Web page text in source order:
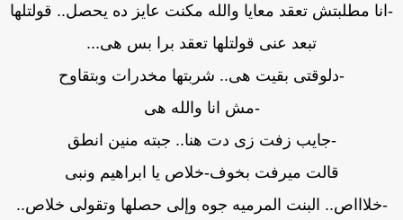
مطلبتش تعقد معايا والله مكنت عايز ده يحصل.. قولتلها
تبعد عنى قولتلها تعقد برا بس هى...
-دلوقتى بقيت هى.. شربتها مخدرات وبتقاوح
-مش انا والله هى
-جايب زفت زى دت هنا.. جبته منين انطق
قالت ميرفت بخوف-خلاص يا ابراهيم ونبى
-خلاااص.. البنت المرميه جوه وإلى حصلها وتقولى خلاص..